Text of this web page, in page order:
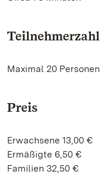
Teilnehmerzahl
Maximal 20 Personen
Preis
Erwachsene 13,00 €
Ermäßigte 6,50 €
Familien 32,50 €